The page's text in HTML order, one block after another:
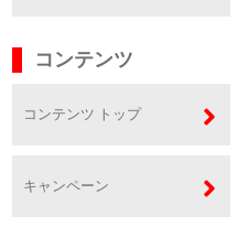
コンテンツ
コンテンツ トップ
キャンペーン